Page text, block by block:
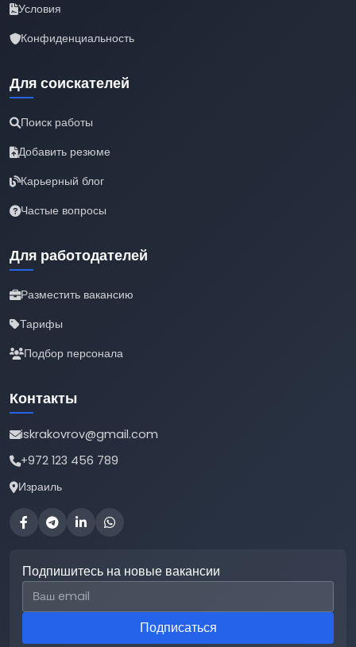
Условия
Конфиденциальность
Для соискателей
Поиск работы
Добавить резюме
Карьерный блог
Частые вопросы
Для работодателей
Разместить вакансию
Тарифы
Подбор персонала
Контакты
iskrakovrov@gmail.com
+972 123 456 789
Израиль
Подпишитесь на новые вакансии
Email для подписки
Подписаться